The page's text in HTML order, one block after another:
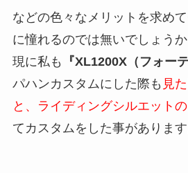
などの色々なメリットを求め
に憧れるのでは無いでしょうか
現に私も
『XL1200X（フォー
パハンカスタムにした際も 見
と、ライディングシルエット
てカスタムをした事があります